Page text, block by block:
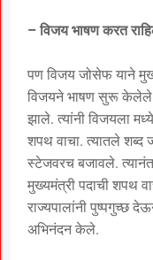
– विजय भाषण करत
पण विजय जोसेफ याने
विजयने भाषण सुरू केलेले
झाले. त्यांनी विजयला
शपथ वाचा. त्यातले शब्द
स्टेजवरच बजावले.
मुख्यमंत्री पदाची शपथ
राज्यपालांनी पुष्पगुच्छ
अभिनंदन केले.